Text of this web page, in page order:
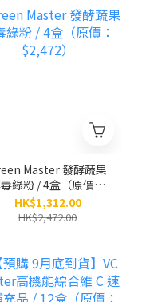
Master 發酵蔬果
綠粉 / 4盒（原價：
$2,472）
HK$1,312.00
HK$2,472.00